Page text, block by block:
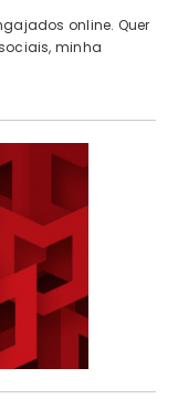
online. Quer
minha